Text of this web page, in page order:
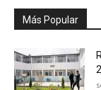
Más Popular